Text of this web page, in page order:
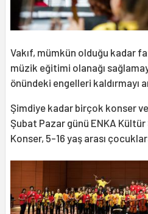
Vakıf, mümkün olduğu kadar
müzik eğitimi olanağı
önündeki engelleri kaldırmayı
Şimdiye kadar birçok konser
Şubat Pazar günü ENKA Kültür
Konser, 5-16 yaş arası